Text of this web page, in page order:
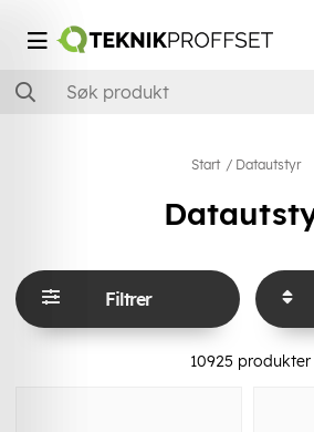
Start Datautstyr
Filtrer
10925 produkter